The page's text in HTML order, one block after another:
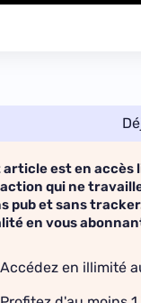
article est en accès
qui ne
pub et sans
en vous
Accédez en illimité